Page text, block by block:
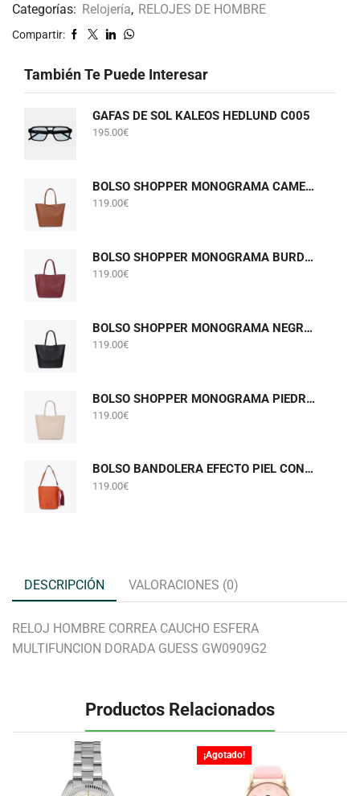
Categorías: Relojería, RELOJES DE HOMBRE
Compartir:
También Te Puede Interesar
GAFAS DE SOL KALEOS HEDLUND C005
195.00€
BOLSO SHOPPER MONOGRAMA CAMEL LOLA CASADEMUNT LF2604075
119.00€
BOLSO SHOPPER MONOGRAMA BURDEOS LOLA CASADEMUNT LF2604075
119.00€
BOLSO SHOPPER MONOGRAMA NEGRO LOLA CASADEMUNT LF2604075
119.00€
BOLSO SHOPPER MONOGRAMA PIEDRA GRIS PERLADO LOLA CASADEMUNT LF2604075
119.00€
BOLSO BANDOLERA EFECTO PIEL CON POMPONES NARANJA LOLA CASADEMUNT LF2604058
119.00€
DESCRIPCIÓN VALORACIONES (0)
RELOJ HOMBRE CORREA CAUCHO ESFERA
MULTIFUNCION DORADA GUESS GW0909G2
Productos Relacionados
¡Agotado!